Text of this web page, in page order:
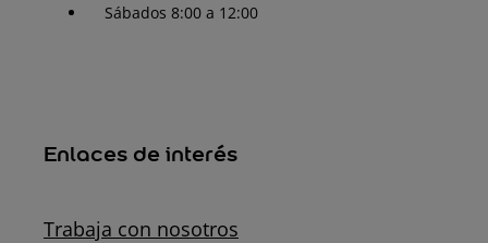
Sábados 8:00 a 12:00
Enlaces de interés
Trabaja con nosotros